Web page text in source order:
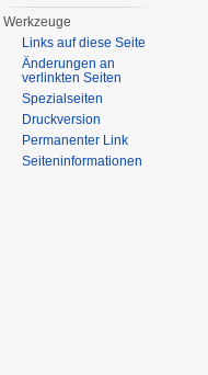
Werkzeuge
Links auf diese Seite
Änderungen an
verlinkten Seiten
Spezialseiten
Druckversion
Permanenter Link
Seiteninformationen